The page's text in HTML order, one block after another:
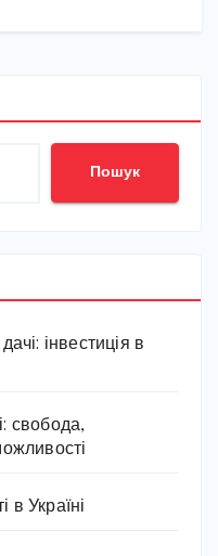
Пошук
інвестиція в
свобода,
в Україні